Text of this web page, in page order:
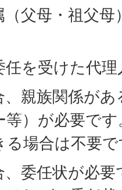
父母・祖父母
を受けた代理
親族関係があ
等）が必要で
る場合は不要
委任状が必要